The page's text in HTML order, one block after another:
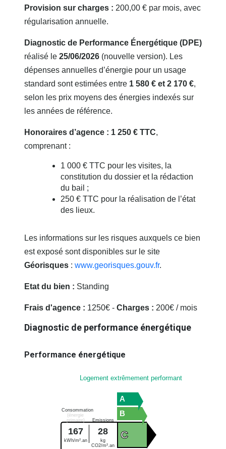
Provision sur charges : 200,00 € par mois, avec
régularisation annuelle.
Diagnostic de Performance Énergétique (DPE)
réalisé le 25/06/2026 (nouvelle version). Les
dépenses annuelles d’énergie pour un usage
standard sont estimées entre 1 580 € et 2 170 €,
selon les prix moyens des énergies indexés sur
les années de référence.
Honoraires d’agence : 1 250 € TTC,
comprenant :
1 000 € TTC pour les visites, la
constitution du dossier et la rédaction
du bail ;
250 € TTC pour la réalisation de l’état
des lieux.
Les informations sur les risques auxquels ce bien
est exposé sont disponibles sur le site
Géorisques : www.georisques.gouv.fr.
Etat du bien : Standing
Frais d'agence : 1250€ - Charges : 200€ / mois
Diagnostic de performance énergétique
Performance énergétique
Logement extrêmement performant
A
B
Consommation
(énergie
primaire)
Emissions
167
kWh/m².an
28
kg
CO2/m².an
C